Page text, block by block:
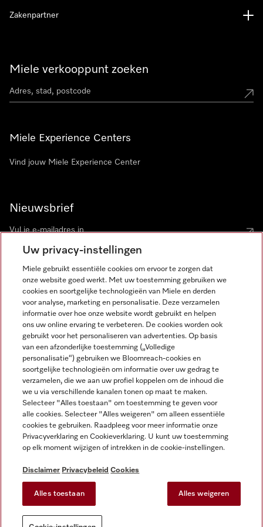
Miele verkooppunt zoeken
Miele Experience Centers
Vind jouw Miele Experience Center
Nieuwsbrief
Zakenpartner
Disclaimer
Algemene voorwaarden en informatie
Privacybeleid
Gebruiksvoorwaarden
Toegankelijkheidsverklaring
Digital Services Act
Cookie-instellingen
Miele op Instagram
Miele op Facebook
Miele op Youtube
Uw privacy-instellingen
Miele gebruikt essentiële cookies om ervoor te zorgen dat
onze website goed werkt. Met uw toestemming gebruiken we
cookies en soortgelijke technologieën van Miele en derden
voor analyse, marketing en personalisatie. Deze verzamelen
informatie over hoe onze website wordt gebruikt en helpen
ons uw online ervaring te verbeteren. De cookies worden ook
gebruikt voor het personaliseren van advertenties. Op basis
van een afzonderlijke toestemming („Volledige
personalisatie“) gebruiken we Bloomreach-cookies en
soortgelijke technologieën om informatie over uw gedrag te
verzamelen, die we aan uw profiel koppelen om de inhoud die
we u via verschillende kanalen tonen op maat te maken.
Selecteer "Alles toestaan" om toestemming te geven voor
alle cookies. Selecteer "Alles weigeren" om alleen essentiële
cookies te gebruiken. Raadpleeg voor meer informatie onze
Privacyverklaring en Cookieverklaring. U kunt uw toestemming
op elk moment wijzigen of intrekken in de cookie-instellingen.
Disclaimer Privacybeleid Cookies
Alles toestaan Alles weigeren